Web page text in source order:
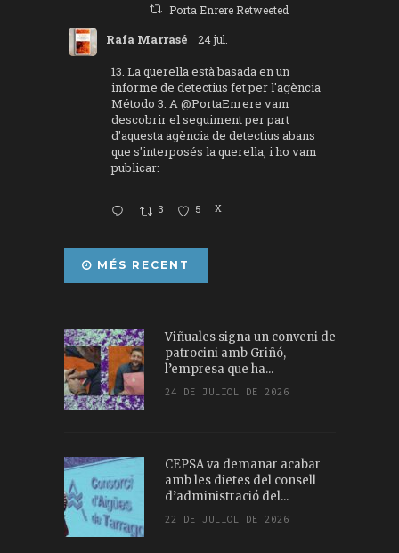
Porta Enrere Retweeted
Rafa Marrasé 24 jul.
13. La querella està basada en un
informe de detectius fet per l'agència
Método 3. A@PortaEnrere vam
descobrir el seguiment per part
d'aquesta agència de detectius abans
que s'interposés la querella, i ho vam
publicar:
3 5 X
MÉS RECENT
Viñuales signa un conveni de
patrocini amb Griñó,
l’empresa que ha...
24 DE JULIOL DE 2026
CEPSA va demanar acabar
amb les dietes del consell
d’administració del...
22 DE JULIOL DE 2026